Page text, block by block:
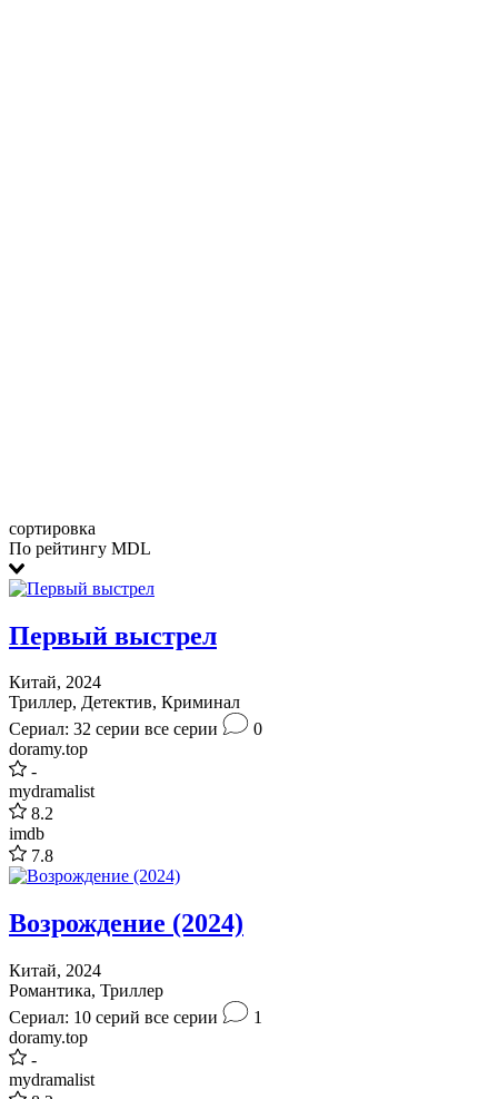
сортировка
По рейтингу MDL
Первый выстрел
Китай, 2024
Триллер, Детектив, Криминал
Сериал: 32 серии все серии
0
doramy.top
-
mydramalist
8.2
imdb
7.8
Возрождение (2024)
Китай, 2024
Романтика, Триллер
Сериал: 10 серий все серии
1
doramy.top
-
mydramalist